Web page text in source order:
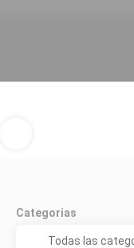
Categorias